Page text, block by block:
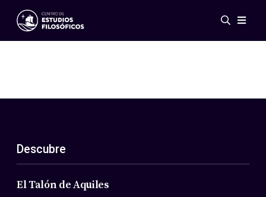
Eventos
ES
EN
Acerca de nosotros
Miembros
Descubre
El Talón de Aquiles